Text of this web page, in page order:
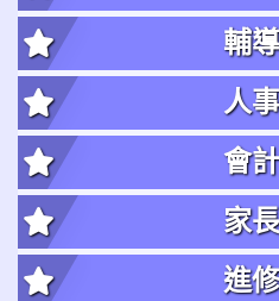
輔
人
會
家
進